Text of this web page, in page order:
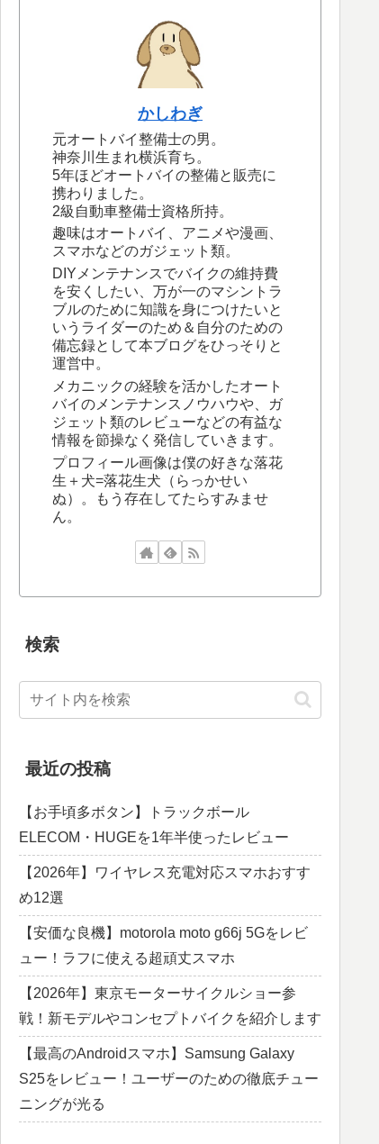
かしわぎ
元オートバイ整備士の男。
神奈川生まれ横浜育ち。
5年ほどオートバイの整備と販売に
携わりました。
2級自動車整備士資格所持。
趣味はオートバイ、アニメや漫画、
スマホなどのガジェット類。
DIYメンテナンスでバイクの維持費
を安くしたい、万が一のマシントラ
ブルのために知識を身につけたいと
いうライダーのため＆自分のための
備忘録として本ブログをひっそりと
運営中。
メカニックの経験を活かしたオート
バイのメンテナンスノウハウや、ガ
ジェット類のレビューなどの有益な
情報を節操なく発信していきます。
プロフィール画像は僕の好きな落花
生＋犬=落花生犬（らっかせい
ぬ）。もう存在してたらすみませ
ん。
検索
最近の投稿
【お手頃多ボタン】トラックボール
ELECOM・HUGEを1年半使ったレビュー
【2026年】ワイヤレス充電対応スマホおすす
め12選
【安価な良機】motorola moto g66j 5Gをレビ
ュー！ラフに使える超頑丈スマホ
【2026年】東京モーターサイクルショー参
戦！新モデルやコンセプトバイクを紹介します
【最高のAndroidスマホ】Samsung Galaxy
S25をレビュー！ユーザーのための徹底チュー
ニングが光る